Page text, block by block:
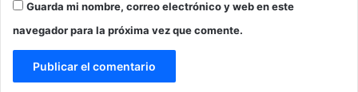
Guarda mi nombre, correo electrónico y web en este
navegador para la próxima vez que comente.